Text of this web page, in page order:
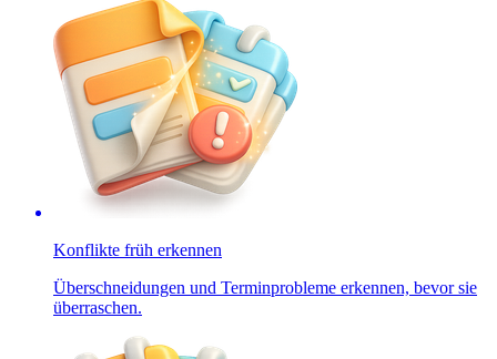
Konflikte früh erkennen
Überschneidungen und Terminprobleme erkennen, bevor sie
überraschen.